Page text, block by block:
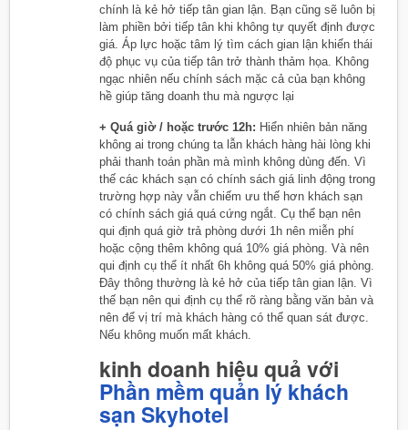
chính là kẻ hở tiếp tân gian lận. Bạn cũng sẽ luôn bị
làm phiền bởi tiếp tân khi không tự quyết định được
giá. Áp lực hoặc tâm lý tìm cách gian lận khiến thái
độ phục vụ của tiếp tân trở thành thảm họa. Không
ngạc nhiên nếu chính sách mặc cả của bạn không
hề giúp tăng doanh thu mà ngược lại
+ Quá giờ / hoặc trước 12h: Hiển nhiên bản năng
không ai trong chúng ta lẫn khách hàng hài lòng khi
phải thanh toán phần mà mình không dùng đến. Vì
thế các khách sạn có chính sách giá linh động trong
trường hợp này vẫn chiếm ưu thế hơn khách sạn
có chính sách giá quá cứng ngắt. Cụ thể bạn nên
qui định quá giờ trả phòng dưới 1h nên miễn phí
hoặc cộng thêm không quá 10% giá phòng. Và nên
qui định cụ thể ít nhất 6h không quá 50% giá phòng.
Đây thông thường là kẻ hở của tiếp tân gian lận. Vì
thế bạn nên qui định cụ thể rõ ràng bằng văn bản và
nên để vị trí mà khách hàng có thể quan sát được.
Nếu không muốn mất khách.
kinh doanh hiệu quả với
Phần mềm quản lý khách
sạn Skyhotel